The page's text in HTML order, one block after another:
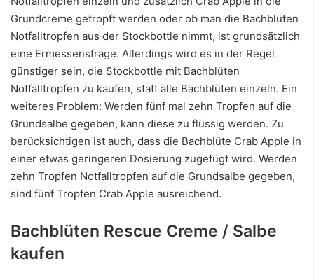
Grundcreme getropft werden oder ob man die Bachblüten
Notfalltropfen aus der Stockbottle nimmt, ist grundsätzlich
eine Ermessensfrage. Allerdings wird es in der Regel
günstiger sein, die Stockbottle mit Bachblüten
Notfalltropfen zu kaufen, statt alle Bachblüten einzeln. Ein
weiteres Problem: Werden fünf mal zehn Tropfen auf die
Grundsalbe gegeben, kann diese zu flüssig werden. Zu
berücksichtigen ist auch, dass die Bachblüte Crab Apple in
einer etwas geringeren Dosierung zugefügt wird. Werden
zehn Tropfen Notfalltropfen auf die Grundsalbe gegeben,
sind fünf Tropfen Crab Apple ausreichend.
Bachblüten Rescue Creme / Salbe
kaufen